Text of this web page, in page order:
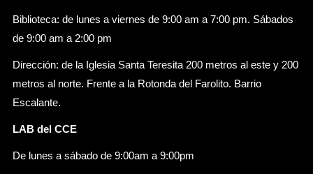
Biblioteca: de lunes a viernes de 9:00 am a 7:00 pm. Sábados
de 9:00 am a 2:00 pm
Dirección: de la Iglesia Santa Teresita 200 metros al este y 200
metros al norte. Frente a la Rotonda del Farolito. Barrio
Escalante.
LAB del CCE
De lunes a sábado de 9:00am a 9:00pm